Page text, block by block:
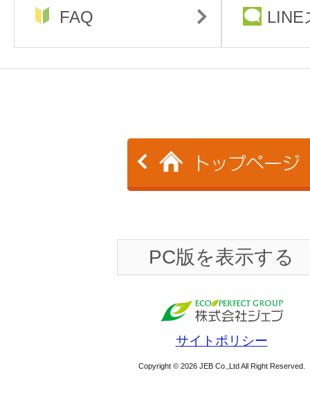
FAQ LINE
PC版を表示する
サイトポリシー
Copyright © 2026 JEB Co.,Ltd All Right Reserved.